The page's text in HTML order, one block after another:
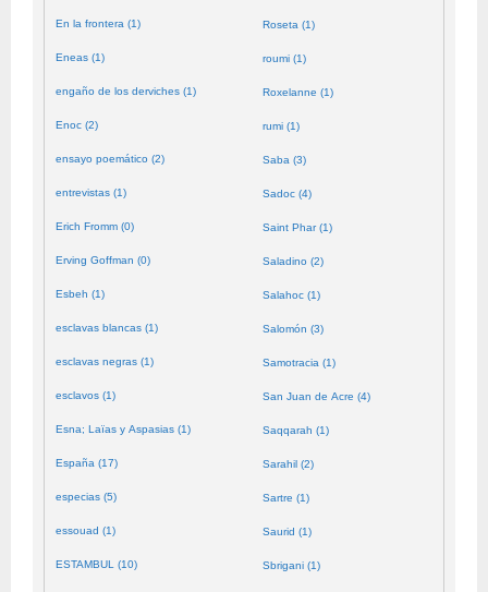
En la frontera (1)
Eneas (1)
engaño de los derviches (1)
Enoc (2)
ensayo poemático (2)
entrevistas (1)
Erich Fromm (0)
Erving Goffman (0)
Esbeh (1)
esclavas blancas (1)
esclavas negras (1)
esclavos (1)
Esna; Laïas y Aspasias (1)
España (17)
especias (5)
essouad (1)
ESTAMBUL (10)
Roseta (1)
roumi (1)
Roxelanne (1)
rumi (1)
Saba (3)
Sadoc (4)
Saint Phar (1)
Saladino (2)
Salahoc (1)
Salomón (3)
Samotracia (1)
San Juan de Acre (4)
Saqqarah (1)
Sarahil (2)
Sartre (1)
Saurid (1)
Sbrigani (1)